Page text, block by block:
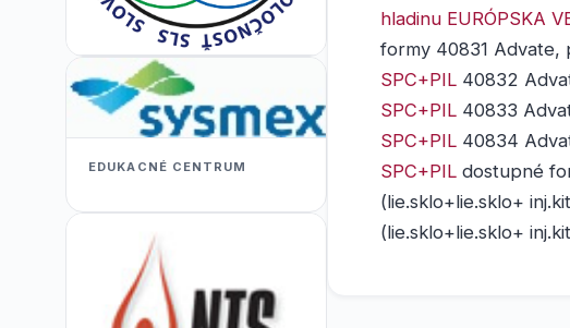
hladinu EURÓPSKA
formy 40831 Advate,
SPC+PIL 40832
SPC+PIL 40833
SPC+PIL 40834
SPC+PIL dostupné
(lie.sklo+lie.sklo+
(lie.sklo+lie.sklo+
EDUKACNÉ CENTRUM